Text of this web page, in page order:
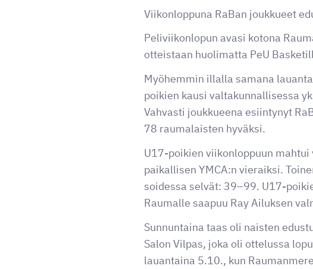
Viikonloppuna RaBan joukkueet
Peliviikonlopun avasi kotona
otteistaan huolimatta PeU
Myöhemmin illalla samana
poikien kausi valtakunnallisessa
Vahvasti joukkueena esiintynyt
78 raumalaisten hyväksi.
U17-poikien viikonloppuun
paikallisen YMCA:n vieraiksi.
soidessa selvät: 39–99. U17-
Raumalle saapuu Ray Ailuksen
Sunnuntaina taas oli naisten
Salon Vilpas, joka oli ottelussa
lauantaina 5.10., kun